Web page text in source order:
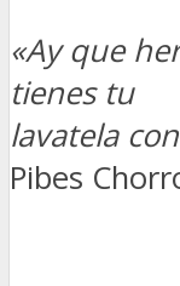
«Ay que
tienes tu
lavatela
Pibes